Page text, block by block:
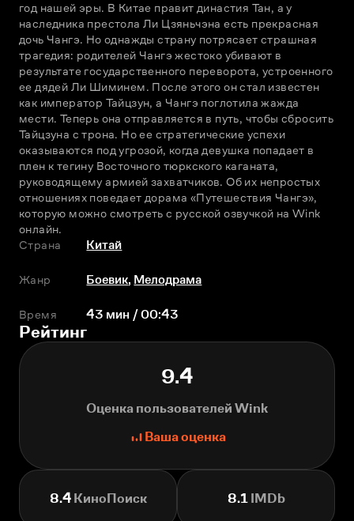
год нашей эры. В Китае правит династия Тан, а у
наследника престола Ли Цзяньчэна есть прекрасная
дочь Чангэ. Но однажды страну потрясает страшная
трагедия: родителей Чангэ жестоко убивают в
результате государственного переворота, устроенного
ее дядей Ли Шиминем. После этого он стал известен
как император Тайцзун, а Чангэ поглотила жажда
мести. Теперь она отправляется в путь, чтобы сбросить
Тайцзуна с трона. Но ее стратегические успехи
оказываются под угрозой, когда девушка попадает в
плен к тегину Восточного тюркского каганата,
руководящему армией захватчиков. Об их непростых
отношениях поведает дорама «Путешествия Чангэ»,
которую можно смотреть с русской озвучкой на Wink
онлайн.
Страна
Китай
Жанр Боевик, Мелодрама
Время 43 мин / 00:43
Рейтинг
9.4
Оценка пользователей Wink
Ваша оценка
8.4КиноПоиск 8.1IMDb